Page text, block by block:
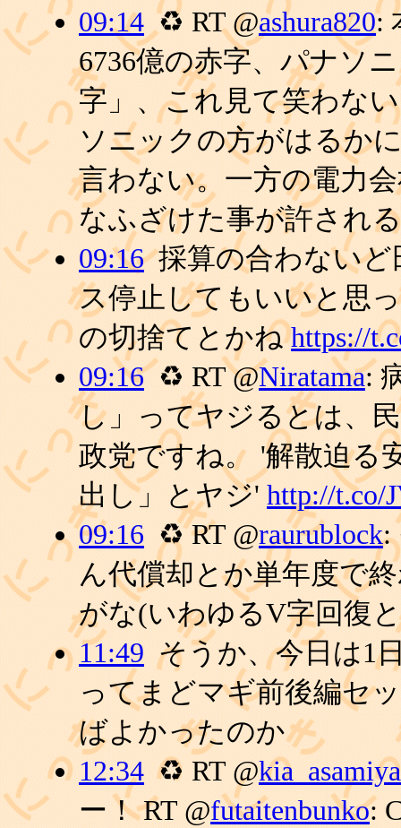
09:14 ♻ RT @ashura820:
6736億の赤字、パナソ
字」、これ見て笑わな
ソニックの方がはるか
言わない。一方の電力
なふざけた事が許され
09:16 採算の合わない
ス停止してもいいと思
の切捨てとかねhttps://
09:16 ♻ RT @Niratama:
し」ってヤジるとは、
政党ですね。 '解散迫る
出し」とヤジ' http://t.co/
09:16 ♻ RT @raurublock:
ん代償却とか単年度で
がな(いわゆるV字回復
11:49 そうか、今日は1
ってまどマギ前後編セ
ばよかったのか
12:34 ♻ RT @kia_asamiya
ー！ RT @futaitenbunko: